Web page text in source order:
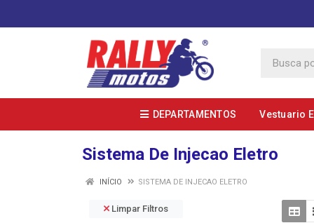
DEPARTAMENTOS Vestuario
Sistema De Injecao Eletro
INÍCIO SISTEMA DE INJECAO ELETRO
Limpar Filtros